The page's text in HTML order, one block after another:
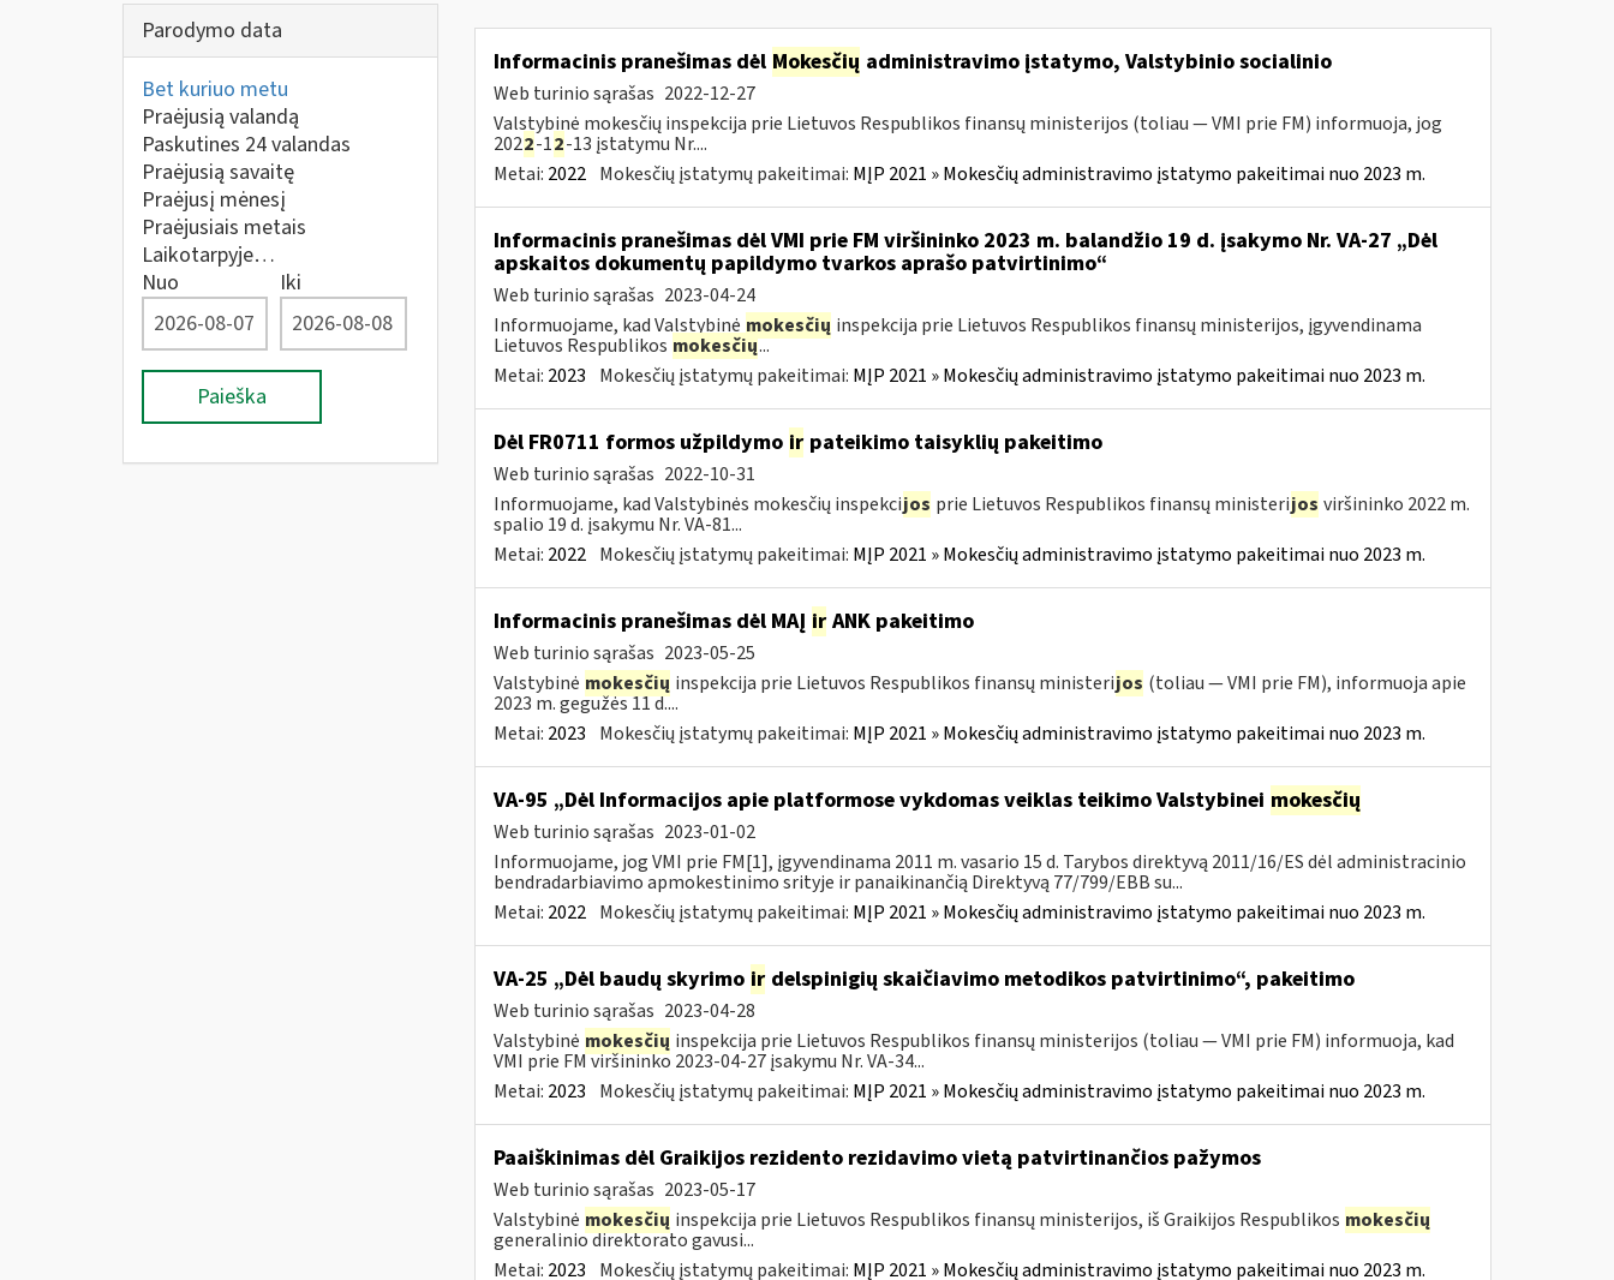
Parodymo data
Bet kuriuo metu
Praėjusią valandą
Paskutines 24 valandas
Praėjusią savaitę
Praėjusį mėnesį
Praėjusiais metais
Laikotarpyje…
Nuo
Iki
Paieška
Informacinis pranešimas dėl Mokesčių administravimo įstatymo, Valstybinio socialinio
Web turinio sąrašas 2022-12-27
Valstybinė mokesčių inspekcija prie Lietuvos Respublikos finansų ministerijos (toliau — VMI prie FM) informuoja, jog
2022-12-13 įstatymu Nr....
Metai: 2022 Mokesčių įstatymų pakeitimai: MĮP 2021 » Mokesčių administravimo įstatymo pakeitimai nuo 2023 m.
Informacinis pranešimas dėl VMI prie FM viršininko 2023 m. balandžio 19 d. įsakymo Nr. VA-27 „Dėl
apskaitos dokumentų papildymo tvarkos aprašo patvirtinimo“
Web turinio sąrašas 2023-04-24
Informuojame, kad Valstybinė mokesčių inspekcija prie Lietuvos Respublikos finansų ministerijos, įgyvendinama
Lietuvos Respublikos mokesčių...
Metai: 2023 Mokesčių įstatymų pakeitimai: MĮP 2021 » Mokesčių administravimo įstatymo pakeitimai nuo 2023 m.
Dėl FR0711 formos užpildymo irpateikimo taisyklių pakeitimo
Web turinio sąrašas 2022-10-31
Informuojame, kad Valstybinės mokesčių inspekcijos prie Lietuvos Respublikos finansų ministerijos viršininko 2022 m.
spalio 19 d. įsakymu Nr. VA-81...
Metai: 2022 Mokesčių įstatymų pakeitimai: MĮP 2021 » Mokesčių administravimo įstatymo pakeitimai nuo 2023 m.
Informacinis pranešimas dėl MAĮ irANK pakeitimo
Web turinio sąrašas 2023-05-25
Valstybinė mokesčių inspekcija prie Lietuvos Respublikos finansų ministerijos (toliau — VMI prie FM), informuoja apie
2023 m. gegužės 11 d....
Metai: 2023 Mokesčių įstatymų pakeitimai: MĮP 2021 » Mokesčių administravimo įstatymo pakeitimai nuo 2023 m.
VA-95 „Dėl Informacijos apie platformose vykdomas veiklas teikimo Valstybinei mokesčių
Web turinio sąrašas 2023-01-02
Informuojame, jog VMI prie FM[1], įgyvendinama 2011 m. vasario 15 d. Tarybos direktyvą 2011/16/ES dėl administracinio
bendradarbiavimo apmokestinimo srityje ir panaikinančią Direktyvą 77/799/EBB su...
Metai: 2022 Mokesčių įstatymų pakeitimai: MĮP 2021 » Mokesčių administravimo įstatymo pakeitimai nuo 2023 m.
VA-25 „Dėl baudų skyrimo irdelspinigių skaičiavimo metodikos patvirtinimo“, pakeitimo
Web turinio sąrašas 2023-04-28
Valstybinė mokesčių inspekcija prie Lietuvos Respublikos finansų ministerijos (toliau ― VMI prie FM) informuoja, kad
VMI prie FM viršininko 2023-04-27 įsakymu Nr. VA-34...
Metai: 2023 Mokesčių įstatymų pakeitimai: MĮP 2021 » Mokesčių administravimo įstatymo pakeitimai nuo 2023 m.
Paaiškinimas dėl Graikijos rezidento rezidavimo vietą patvirtinančios pažymos
Web turinio sąrašas 2023-05-17
Valstybinė mokesčių inspekcija prie Lietuvos Respublikos finansų ministerijos, iš Graikijos Respublikos mokesčių
generalinio direktorato gavusi...
Metai: 2023 Mokesčių įstatymų pakeitimai: MĮP 2021 » Mokesčių administravimo įstatymo pakeitimai nuo 2023 m.